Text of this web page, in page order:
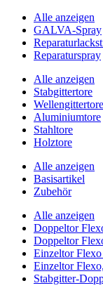
Alle anzeigen
GALVA-Spray
Reparaturspray
Alle anzeigen
Stabgittertore
Wellengittertore
Aluminiumtore
Stahltore
Holztore
Alle anzeigen
Basisartikel
Zubehör
Alle anzeigen
Doppeltor
Doppeltor
Einzeltor
Einzeltor
Stabgitter-